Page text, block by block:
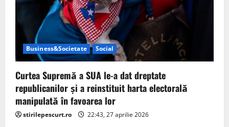
Business&Societate Social
Curtea Supremă a SUA le-a dat dreptate
republicanilor și a reinstituit harta electorală
manipulată în favoarea lor
stirilepescurt.ro 22:43, 27 aprilie 2026